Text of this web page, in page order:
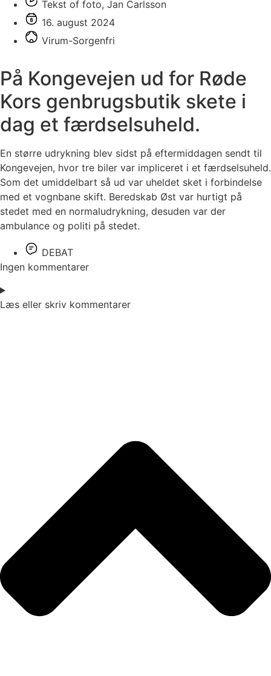
Tekst of foto, Jan Carlsson
16. august 2024
Virum-Sorgenfri
På Kongevejen ud for Røde
Kors genbrugsbutik skete i
dag et færdselsuheld.
En større udrykning blev sidst på eftermiddagen sendt til
Kongevejen, hvor tre biler var impliceret i et færdselsuheld.
Som det umiddelbart så ud var uheldet sket i forbindelse
med et vognbane skift. Beredskab Øst var hurtigt på
stedet med en normaludrykning, desuden var der
ambulance og politi på stedet.
DEBAT
Ingen kommentarer
Læs eller skriv kommentarer